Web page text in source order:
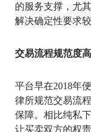
的服务支撑，尤
解决确定性要求
交易流程规范度高
平台早在2018年
律所规范交易流
保障。相比纯私
让买卖双方的权